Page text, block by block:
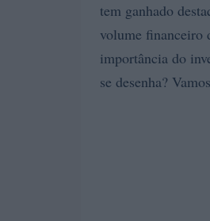
tem ganhado
volume financeiro
importância do
se desenha?